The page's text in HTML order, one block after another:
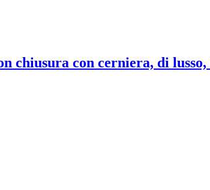
chiusura con cerniera, di